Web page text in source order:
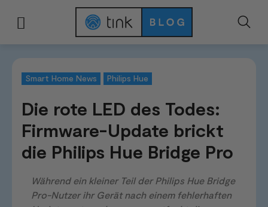
Smart Home News Philips Hue
Die rote LED des Todes:
Firmware-Update brickt
die Philips Hue Bridge Pro
Während ein kleiner Teil der Philips Hue Bridge
Pro-Nutzer ihr Gerät nach einem fehlerhaften